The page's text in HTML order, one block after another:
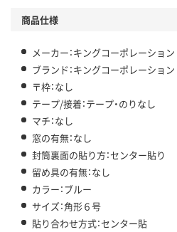
商品仕様
メーカー：キングコーポレーション
ブランド：キングコーポレーション
〒枠：なし
テープ/接着：テープ・のりなし
マチ：なし
窓の有無：なし
封筒裏面の貼り方：センター貼り
留め具の有無：なし
カラー：ブルー
サイズ：角形６号
貼り合わせ方式：センター貼